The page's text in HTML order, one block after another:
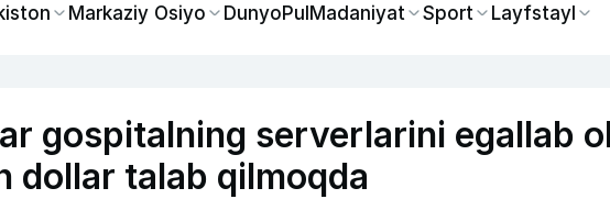
Markaziy Osiyo DunyoPulMadaniyat Sport Layfstayl
gospitalning serverlarini egallab
dollar talab qilmoqda